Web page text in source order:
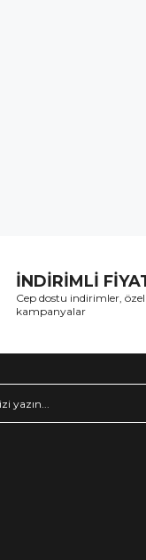
İNDİRİMLİ
Cep dostu indirimler, özel
kampanyalar